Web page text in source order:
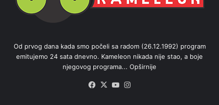
Od prvog dana kada smo počeli sa radom (26.12.1992) program
emitujemo 24 sata dnevno. Kameleon nikada nije stao, a boje
njegovog programa... Opširnije
Facebook
X YouTube